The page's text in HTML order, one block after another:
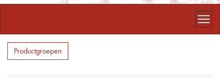
Productgroepen